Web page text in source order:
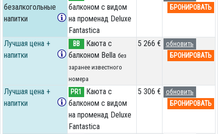
безалкогольные
напитки
балконом с видом
на променад Deluxe
Fantastica
БРОНИРОВАТЬ
Лучшая цена +
напитки
BB
Каюта с
балконом Bella без
заранее известного
номера
5 266 €
обновить
БРОНИРОВАТЬ
Лучшая цена +
напитки
PR1
Каюта с
балконом с видом
на променад Deluxe
Fantastica
5 306 €
обновить
БРОНИРОВАТЬ